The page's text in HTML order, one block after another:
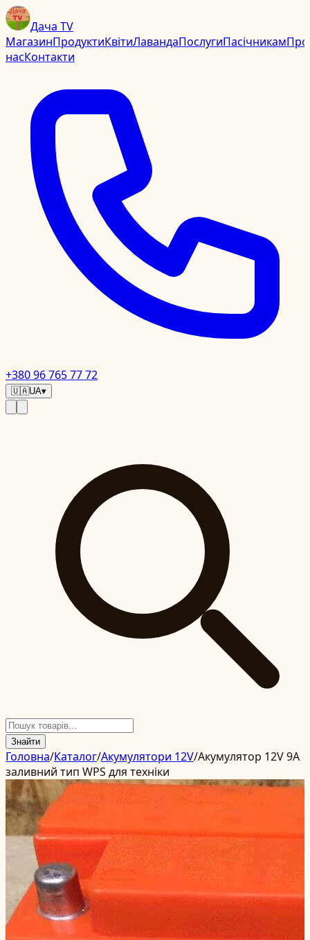
Дача TV
МагазинПродуктиКвітиЛавандаПослугиПасічникамПро
насКонтакти
+380 96 765 77 72
🇺🇦UA▾
Знайти
Головна/Каталог/Акумулятори 12V/Акумулятор 12V 9А
заливний тип WPS для техніки